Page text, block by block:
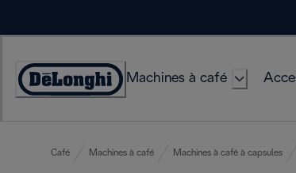
Déclaration
Machines à café
Café Machines à café Machines à café à capsules